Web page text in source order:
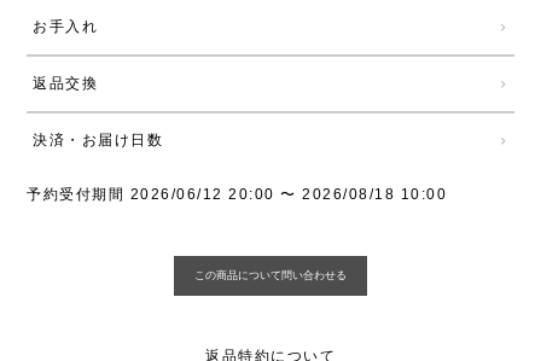
お手入れ
返品交換
決済・お届け日数
予約受付期間 2026/06/12 20:00〜 2026/08/18 10:00
返品特約について